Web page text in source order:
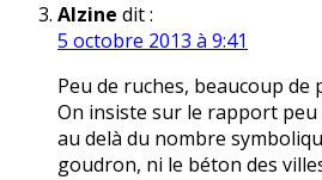
Alzine dit :
5 octobre 2013 à 9:41
Peu de ruches, beaucoup
On insiste sur le rapport peu
au delà du nombre
goudron, ni le béton des